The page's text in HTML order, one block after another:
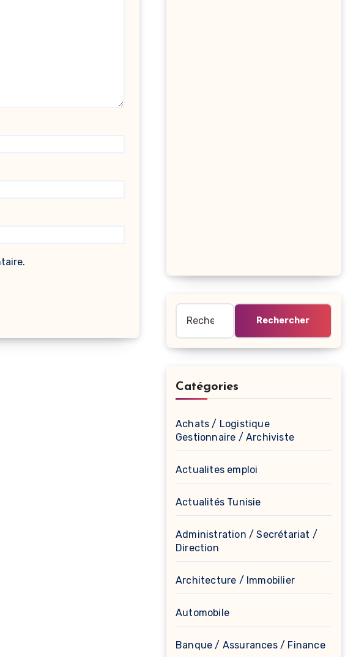
Catégories
Achats / Logistique
Gestionnaire / Archiviste
Actualites emploi
Actualités Tunisie
Administration / Secrétariat /
Direction
Architecture / Immobilier
Automobile
Banque / Assurances / Finance